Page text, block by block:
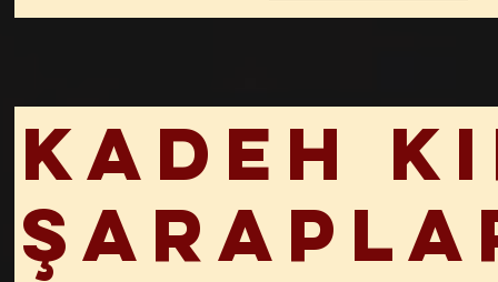
Kadeh